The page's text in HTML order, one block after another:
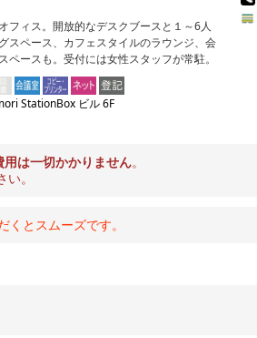
フィス。開放的なデスクブースと１～6人
スペース、カフェスタイルのラウンジ、会
ースも。受付には女性スタッフが常駐。
StationBox ビル 6F
用は一切かかりません。
。
くとスムーズです。